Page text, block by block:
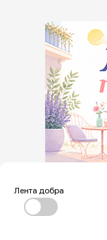
Лента добра